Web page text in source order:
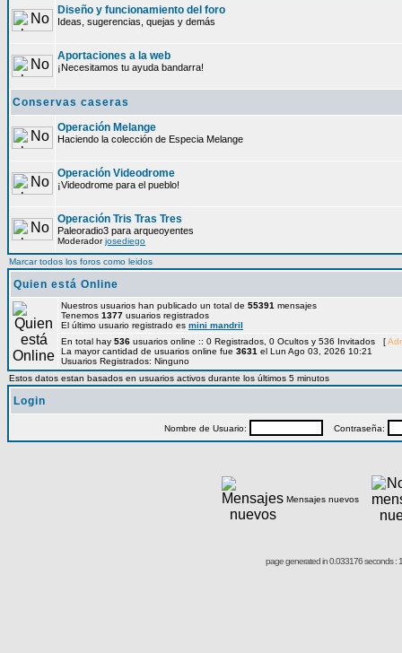
Diseño y funcionamiento del foro
Ideas, sugerencias, quejas y demás
Aportaciones a la web
¡Necesitamos tu ayuda bandarra!
Conservas caseras
Operación Melange
Haciendo la colección de Especia Melange
Operación Videodrome
¡Videodrome para el pueblo!
Operación Tris Tras Tres
Paleoradio3 para arqueoyentes
Moderadorjosediego
Marcar todos los foros como leidos
Quien está Online
Nuestros usuarios han publicado un total de 55391 mensajes
Tenemos 1377 usuarios registrados
El último usuario registrado es mini mandril
En total hay 536 usuarios online :: 0 Registrados, 0 Ocultos y 536 Invitados [
La mayor cantidad de usuarios online fue 3631 el Lun Ago 03, 2026 10:21
Usuarios Registrados: Ninguno
Estos datos estan basados en usuarios activos durante los últimos 5 minutos
Login
Nombre de Usuario: Contraseña:
Mensajes nuevos
page generated in 0.033176 seconds :